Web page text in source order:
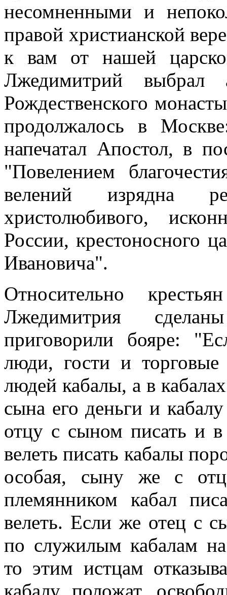
несомненными и
правой христианской
к вам от нашей
Лжедимитрий выбрал
Рождественского
продолжалось в
напечатал Апостол, в
"Повелением
велений изрядна
христолюбивого,
России, крестоносного
Ивановича".
Относительно
Лжедимитрия
приговорили бояре:
люди, гости и
людей кабалы, а в
сына его деньги и
отцу с сыном писать и в
велеть писать кабалы
особая, сыну же с
племянником кабал
велеть. Если же отец с
по служилым кабалам на
то этим истцам